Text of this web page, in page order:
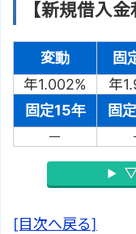
【新規借入金
変動 固
年1.002%
年
固定15年
固
－
[目次へ戻る]